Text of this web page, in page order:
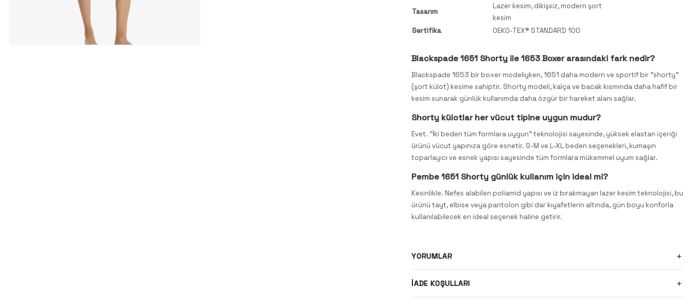
Tasarım
Lazer kesim, dikişsiz, modern şort
kesim
Sertifika
OEKO-TEX® STANDARD 100
Blackspade 1651 Shorty ile 1653 Boxer arasındaki fark nedir?
Blackspade 1653 bir boxer modeliyken, 1651 daha modern ve sportif bir "shorty"
(şort külot) kesime sahiptir. Shorty modeli, kalça ve bacak kısmında daha hafif bir
kesim sunarak günlük kullanımda daha özgür bir hareket alanı sağlar.
Shorty külotlar her vücut tipine uygun mudur?
Evet. "İki beden tüm formlara uygun" teknolojisi sayesinde, yüksek elastan içeriği
ürünü vücut yapınıza göre esnetir. S-M ve L-XL beden seçenekleri, kumaşın
toparlayıcı ve esnek yapısı sayesinde tüm formlara mükemmel uyum sağlar.
Pembe 1651 Shorty günlük kullanım için ideal mi?
Kesinlikle. Nefes alabilen poliamid yapısı ve iz bırakmayan lazer kesim teknolojisi, bu
ürünü tayt, elbise veya pantolon gibi dar kıyafetlerin altında, gün boyu konforla
kullanılabilecek en ideal seçenek haline getirir.
YORUMLAR
İADE KOŞULLARI